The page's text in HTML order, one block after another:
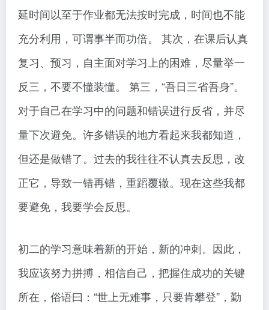
延时间以至于作业都无法按时完成，时间也不能
充分利用，可谓事半而功倍。 其次，在课后认真
复习、预习，自主面对学习上的困难，尽量举一
反三，不要不懂装懂。 第三，“吾日三省吾身”。
对于自己在学习中的问题和错误进行反省，并尽
量下次避免。许多错误的地方看起来我都知道，
但还是做错了。过去的我往往不认真去反思，改
正它，导致一错再错，重蹈覆辙。现在这些我都
要避免，我要学会反思。
初二的学习意味着新的开始，新的冲刺。因此，
我应该努力拼搏，相信自己，把握住成功的关键
所在，俗语曰：“世上无难事，只要肯攀登”，勤